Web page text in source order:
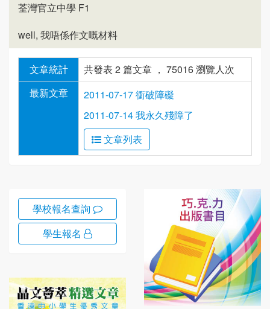
荃灣官立中學 F1
well, 我唔係作文嘅材料
文章統計
共發表 2 篇文章 ， 75016 瀏覽人次
最新文章
2011-07-17 衝破障礙
2011-07-14 我永久殘障了
文章列表
學校報名查詢
學生報名